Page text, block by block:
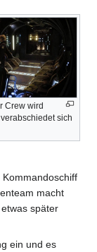
Crew wird
sich
macht
später
ein und es